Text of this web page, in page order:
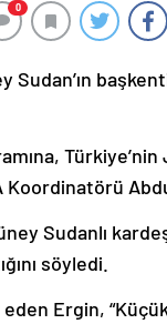
0
Sudan’ın
Türkiye’nin
Sudanlı
söyledi.
Ergin,